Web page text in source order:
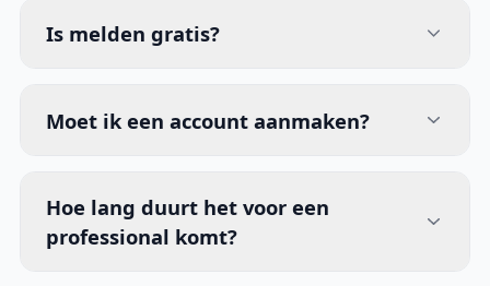
Is melden gratis?
Moet ik een account aanmaken?
Hoe lang duurt het voor een
professional komt?